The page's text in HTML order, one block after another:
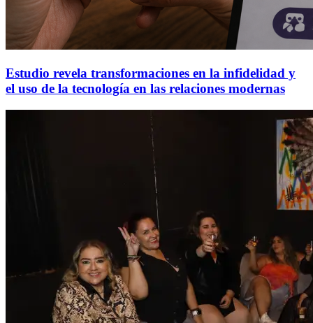
Estudio revela transformaciones en la infidelidad y
el uso de la tecnología en las relaciones modernas